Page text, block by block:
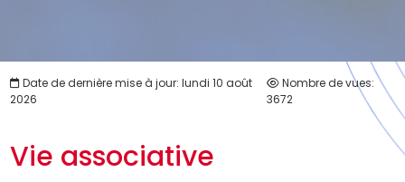
Date de dernière mise à jour: lundi 10 août
2026
Nombre de vues:
3672
Vie associative